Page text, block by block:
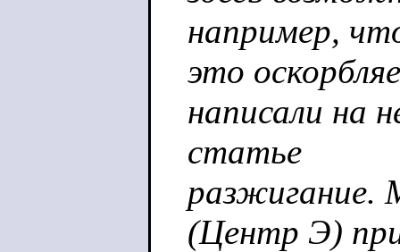
например,
это
написали на
статье
(Центр Э)